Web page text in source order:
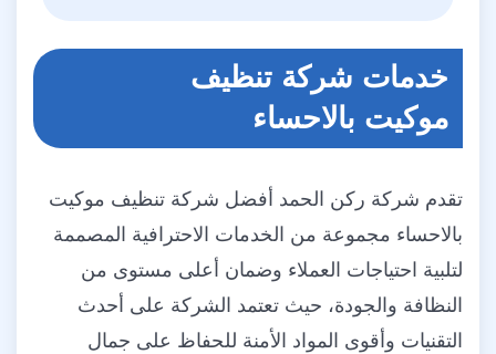
خدمات شركة تنظيف
موكيت بالاحساء
تقدم شركة ركن الحمد أفضل شركة تنظيف موكيت
بالاحساء مجموعة من الخدمات الاحترافية المصممة
لتلبية احتياجات العملاء وضمان أعلى مستوى من
النظافة والجودة، حيث تعتمد الشركة على أحدث
التقنيات وأقوى المواد الأمنة للحفاظ على جمال